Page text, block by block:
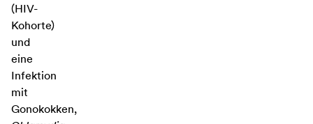
(HIV-
Kohorte)
und
eine
Infektion
mit
Gonokokken,